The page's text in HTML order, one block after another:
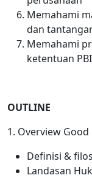
Memahami
dan
Memahami
ketentuan PBI
OUTLINE
1. Overview
Definisi &
Landasan